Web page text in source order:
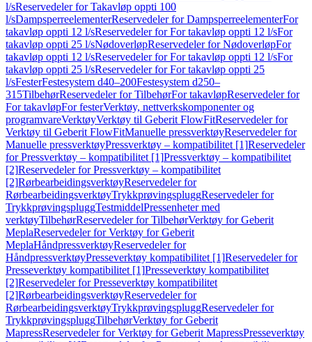
l/sReservedeler for Takavløp oppti 100
l/sDampsperreelementerReservedeler for DampsperreelementerFor
takavløp oppti 12 l/sReservedeler for For takavløp oppti 12 l/sFor
takavløp oppti 25 l/sNødoverløpReservedeler for NødoverløpFor
takavløp oppti 12 l/sReservedeler for For takavløp oppti 12 l/sFor
takavløp oppti 25 l/sReservedeler for For takavløp oppti 25
l/sFesterFestesystem d40–200Festesystem d250–
315TilbehørReservedeler for TilbehørFor takavløpReservedeler for
For takavløpFor festerVerktøy, nettverkskomponenter og
programvareVerktøyVerktøy til Geberit FlowFitReservedeler for
Verktøy til Geberit FlowFitManuelle pressverktøyReservedeler for
Manuelle pressverktøyPressverktøy – kompatibilitet [1]Reservedeler
for Pressverktøy – kompatibilitet [1]Pressverktøy – kompatibilitet
[2]Reservedeler for Pressverktøy – kompatibilitet
[2]RørbearbeidingsverktøyReservedeler for
RørbearbeidingsverktøyTrykkprøvingspluggReservedeler for
TrykkprøvingspluggTestmiddelPressenheter med
verktøyTilbehørReservedeler for TilbehørVerktøy for Geberit
MeplaReservedeler for Verktøy for Geberit
MeplaHåndpressverktøyReservedeler for
HåndpressverktøyPresseverktøy kompatibilitet [1]Reservedeler for
Presseverktøy kompatibilitet [1]Presseverktøy kompatibilitet
[2]Reservedeler for Presseverktøy kompatibilitet
[2]RørbearbeidingsverktøyReservedeler for
RørbearbeidingsverktøyTrykkprøvingspluggReservedeler for
TrykkprøvingspluggTilbehørVerktøy for Geberit
MapressReservedeler for Verktøy for Geberit MapressPresseverktøy